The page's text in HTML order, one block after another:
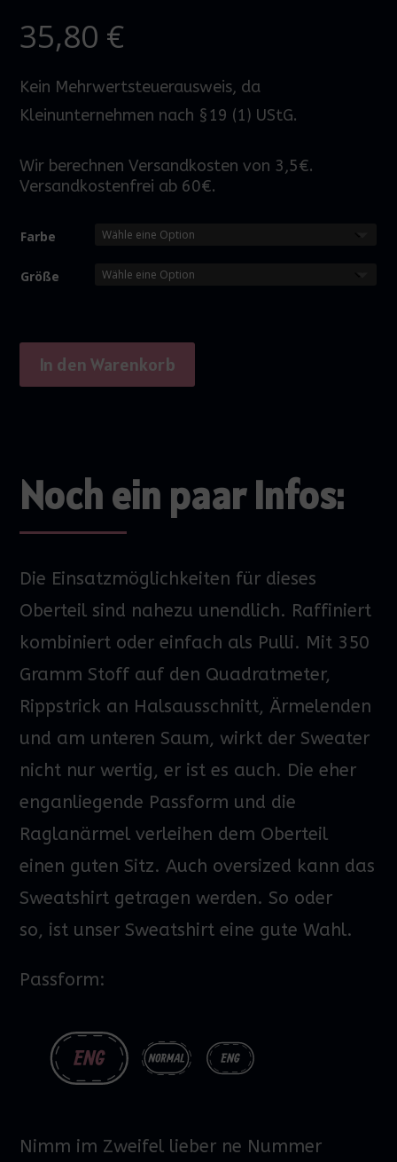
35,80 €
Kein Mehrwertsteuerausweis, da
Kleinunternehmen nach §19 (1) UStG.
Wir berechnen Versandkosten von 3,5€.
Versandkostenfrei ab 60€.
Farbe
Größe
In den Warenkorb
Noch ein paar Infos:
Die Einsatzmöglichkeiten für dieses
Oberteil sind nahezu unendlich. Raffiniert
kombiniert oder einfach als Pulli. Mit 350
Gramm Stoff auf den Quadratmeter,
Rippstrick an Halsausschnitt, Ärmelenden
und am unteren Saum, wirkt der Sweater
nicht nur wertig, er ist es auch. Die eher
enganliegende Passform und die
Raglanärmel verleihen dem Oberteil
einen guten Sitz. Auch oversized kann das
Sweatshirt getragen werden.So oder
so, ist unserSweatshirt eine gute Wahl.
Passform:
Nimm im Zweifel lieber ne Nummer